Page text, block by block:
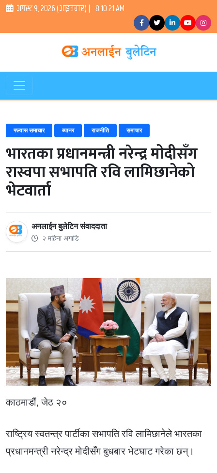
अगस्ट ९, २०२६ (आइतबार) | 8:10:22 AM
फ्ल्यास समाचार ब्यानर राजनीति समाचार
भारतका प्रधानमन्त्री नरेन्द्र मोदीसँग
रास्वपा सभापति रवि लामिछानेको
भेटवार्ता
अनलाईन बुलेटिन संवाददाता
२ महिना अगाडि
काठमाडौं, जेठ २०
राष्ट्रिय स्वतन्त्र पार्टीका सभापति रवि लामिछानेले भारतका
प्रधानमन्त्री नरेन्द्र मोदीसँग बुधबार भेटघाट गरेका छन्।